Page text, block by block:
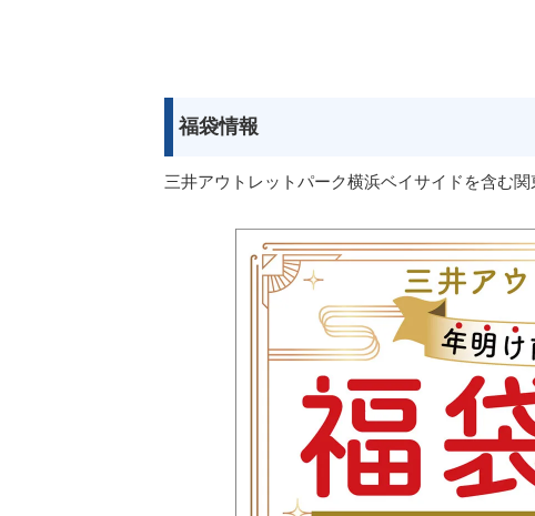
福袋情報
三井アウトレットパーク横浜ベイサイドを含む